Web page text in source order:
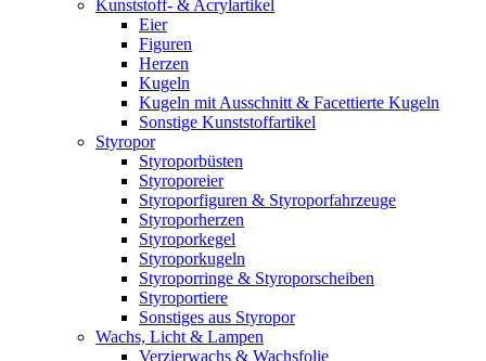
Kunststoff- & Acrylartikel
Eier
Figuren
Herzen
Kugeln
Kugeln mit Ausschnitt & Facettierte Kugeln
Sonstige Kunststoffartikel
Styropor
Styroporbüsten
Styroporeier
Styroporfiguren & Styroporfahrzeuge
Styroporherzen
Styroporkegel
Styroporkugeln
Styroporringe & Styroporscheiben
Styroportiere
Sonstiges aus Styropor
Wachs, Licht & Lampen
Verzierwachs & Wachsfolie